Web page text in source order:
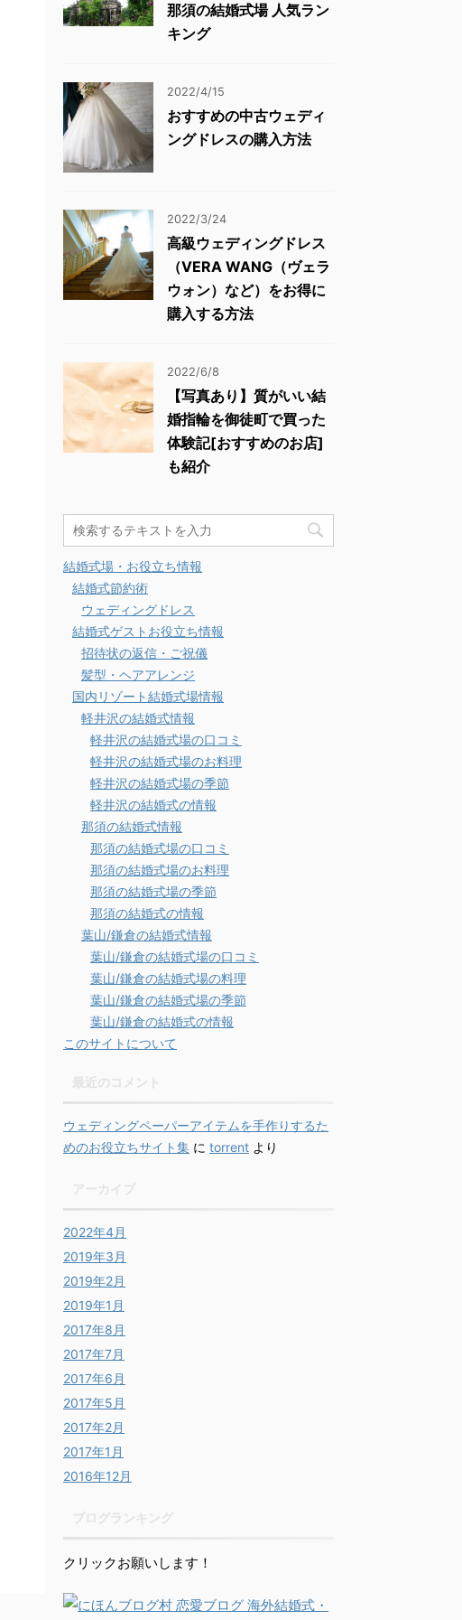
那須の結婚式場 人気ラン
キング
2022/4/15
おすすめの中古ウェディ
ングドレスの購入方法
2022/3/24
高級ウェディングドレス
（VERA WANG（ヴェラ
ウォン）など）をお得に
購入する方法
2022/6/8
【写真あり】質がいい結
婚指輪を御徒町で買った
体験記[おすすめのお店]
も紹介
結婚式場・お役立ち情報
結婚式節約術
ウェディングドレス
結婚式ゲストお役立ち情報
招待状の返信・ご祝儀
髪型・ヘアアレンジ
国内リゾート結婚式場情報
軽井沢の結婚式情報
軽井沢の結婚式場の口コミ
軽井沢の結婚式場のお料理
軽井沢の結婚式場の季節
軽井沢の結婚式の情報
那須の結婚式情報
那須の結婚式場の口コミ
那須の結婚式場のお料理
那須の結婚式場の季節
那須の結婚式の情報
葉山/鎌倉の結婚式情報
葉山/鎌倉の結婚式場の口コミ
葉山/鎌倉の結婚式場の料理
葉山/鎌倉の結婚式場の季節
葉山/鎌倉の結婚式の情報
このサイトについて
ウェディングペーパーアイテムを手作りするた
めのお役立ちサイト集 に torrent より
2022年4月
2019年3月
2019年2月
2019年1月
2017年8月
2017年7月
2017年6月
2017年5月
2017年2月
2017年1月
2016年12月
クリックお願いします！